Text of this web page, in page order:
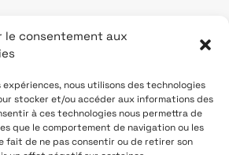
le consentement aux
expériences, nous utilisons des technologies
stocker et/ou accéder aux informations des
à ces technologies nous permettra de
que le comportement de navigation ou les
fait de ne pas consentir ou de retirer son
Données personnelles